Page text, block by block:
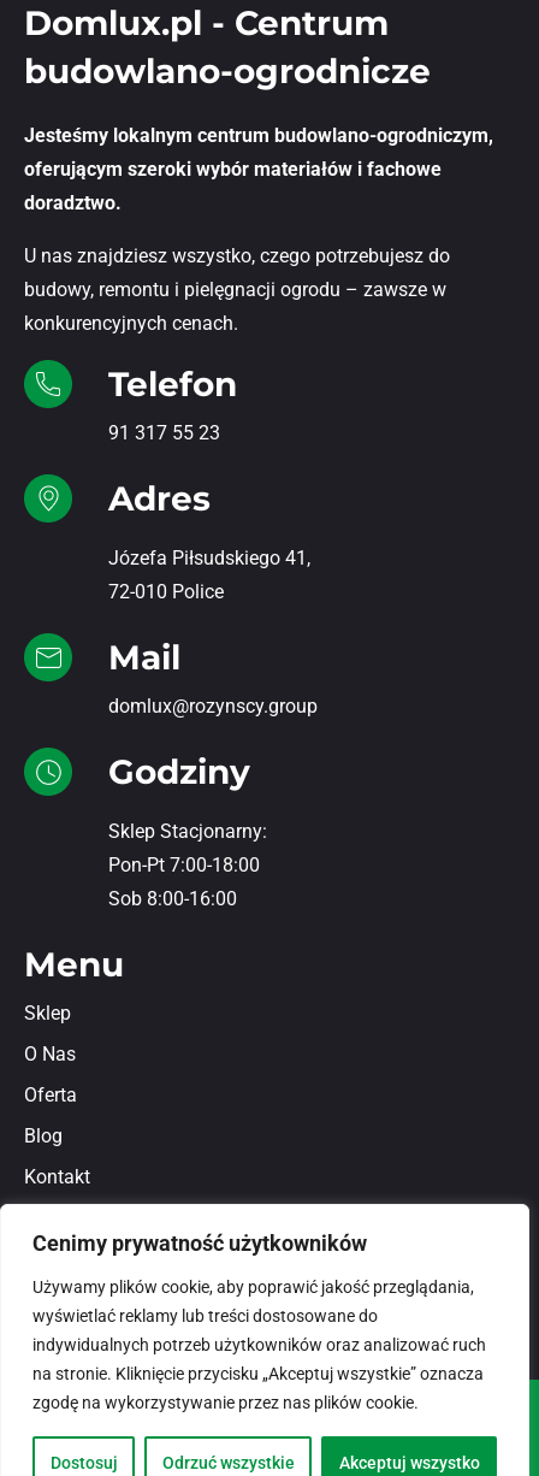
Cenimy prywatność użytkowników
Używamy plików cookie, aby poprawić jakość przeglądania,
wyświetlać reklamy lub treści dostosowane do
indywidualnych potrzeb użytkowników oraz analizować ruch
na stronie. Kliknięcie przycisku „Akceptuj wszystkie” oznacza
zgodę na wykorzystywanie przez nas plików cookie.
Dostosuj Odrzuć wszystkie Akceptuj wszystko
Domlux.pl - Centrum
budowlano-ogrodnicze
Jesteśmy lokalnym centrum budowlano-ogrodniczym,
oferującym szeroki wybór materiałów i fachowe
doradztwo.
U nas znajdziesz wszystko, czego potrzebujesz do
budowy, remontu i pielęgnacji ogrodu – zawsze w
konkurencyjnych cenach.
Telefon
91 317 55 23
Adres
Józefa Piłsudskiego 41,
72-010 Police
Mail
domlux@rozynscy.group
Godziny
Sklep Stacjonarny:
Pon-Pt 7:00-18:00
Sob 8:00-16:00
Menu
Sklep
O Nas
Oferta
Blog
Kontakt
Polityka prywatności
© 2026domlux.plZaprojektowany przez: